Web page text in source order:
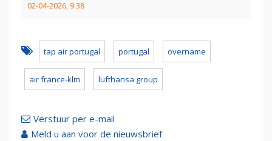
02-04-2026, 9:38
tap air portugal portugal overname
air france-klm lufthansa group
Verstuur per e-mail
Meld u aan voor de nieuwsbrief